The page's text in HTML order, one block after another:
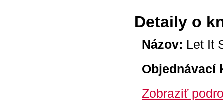
Detaily o
Názov: Let It
Objednávací
Zobraziť